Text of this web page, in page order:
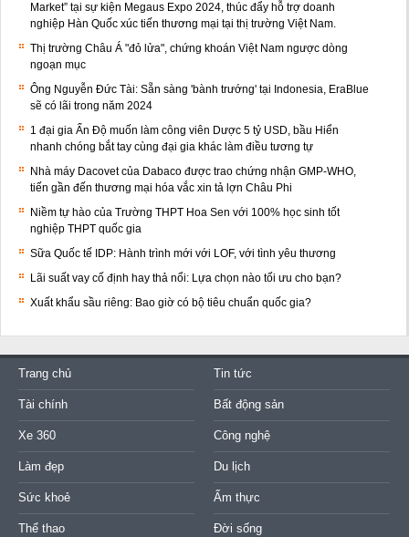
Market” tại sự kiện Megaus Expo 2024, thúc đẩy hỗ trợ doanh
nghiệp Hàn Quốc xúc tiến thương mại tại thị trường Việt Nam.
Thị trường Châu Á "đỏ lửa", chứng khoán Việt Nam ngược dòng
ngoạn mục
Ông Nguyễn Đức Tài: Sẵn sàng 'bành trướng' tại Indonesia, EraBlue
sẽ có lãi trong năm 2024
1 đại gia Ấn Độ muốn làm công viên Dược 5 tỷ USD, bầu Hiển
nhanh chóng bắt tay cùng đại gia khác làm điều tương tự
Nhà máy Dacovet của Dabaco được trao chứng nhận GMP-WHO,
tiến gần đến thương mại hóa vắc xin tả lợn Châu Phi
Niềm tự hào của Trường THPT Hoa Sen với 100% học sinh tốt
nghiệp THPT quốc gia
Sữa Quốc tế IDP: Hành trình mới với LOF, với tình yêu thương
Lãi suất vay cố định hay thả nổi: Lựa chọn nào tối ưu cho bạn?
Xuất khẩu sầu riêng: Bao giờ có bộ tiêu chuẩn quốc gia?
Trang chủ Tin tức
Tài chính Bất động sản
Xe 360 Công nghệ
Làm đẹp Du lịch
Sức khoẻ Ẩm thực
Thể thao Đời sống